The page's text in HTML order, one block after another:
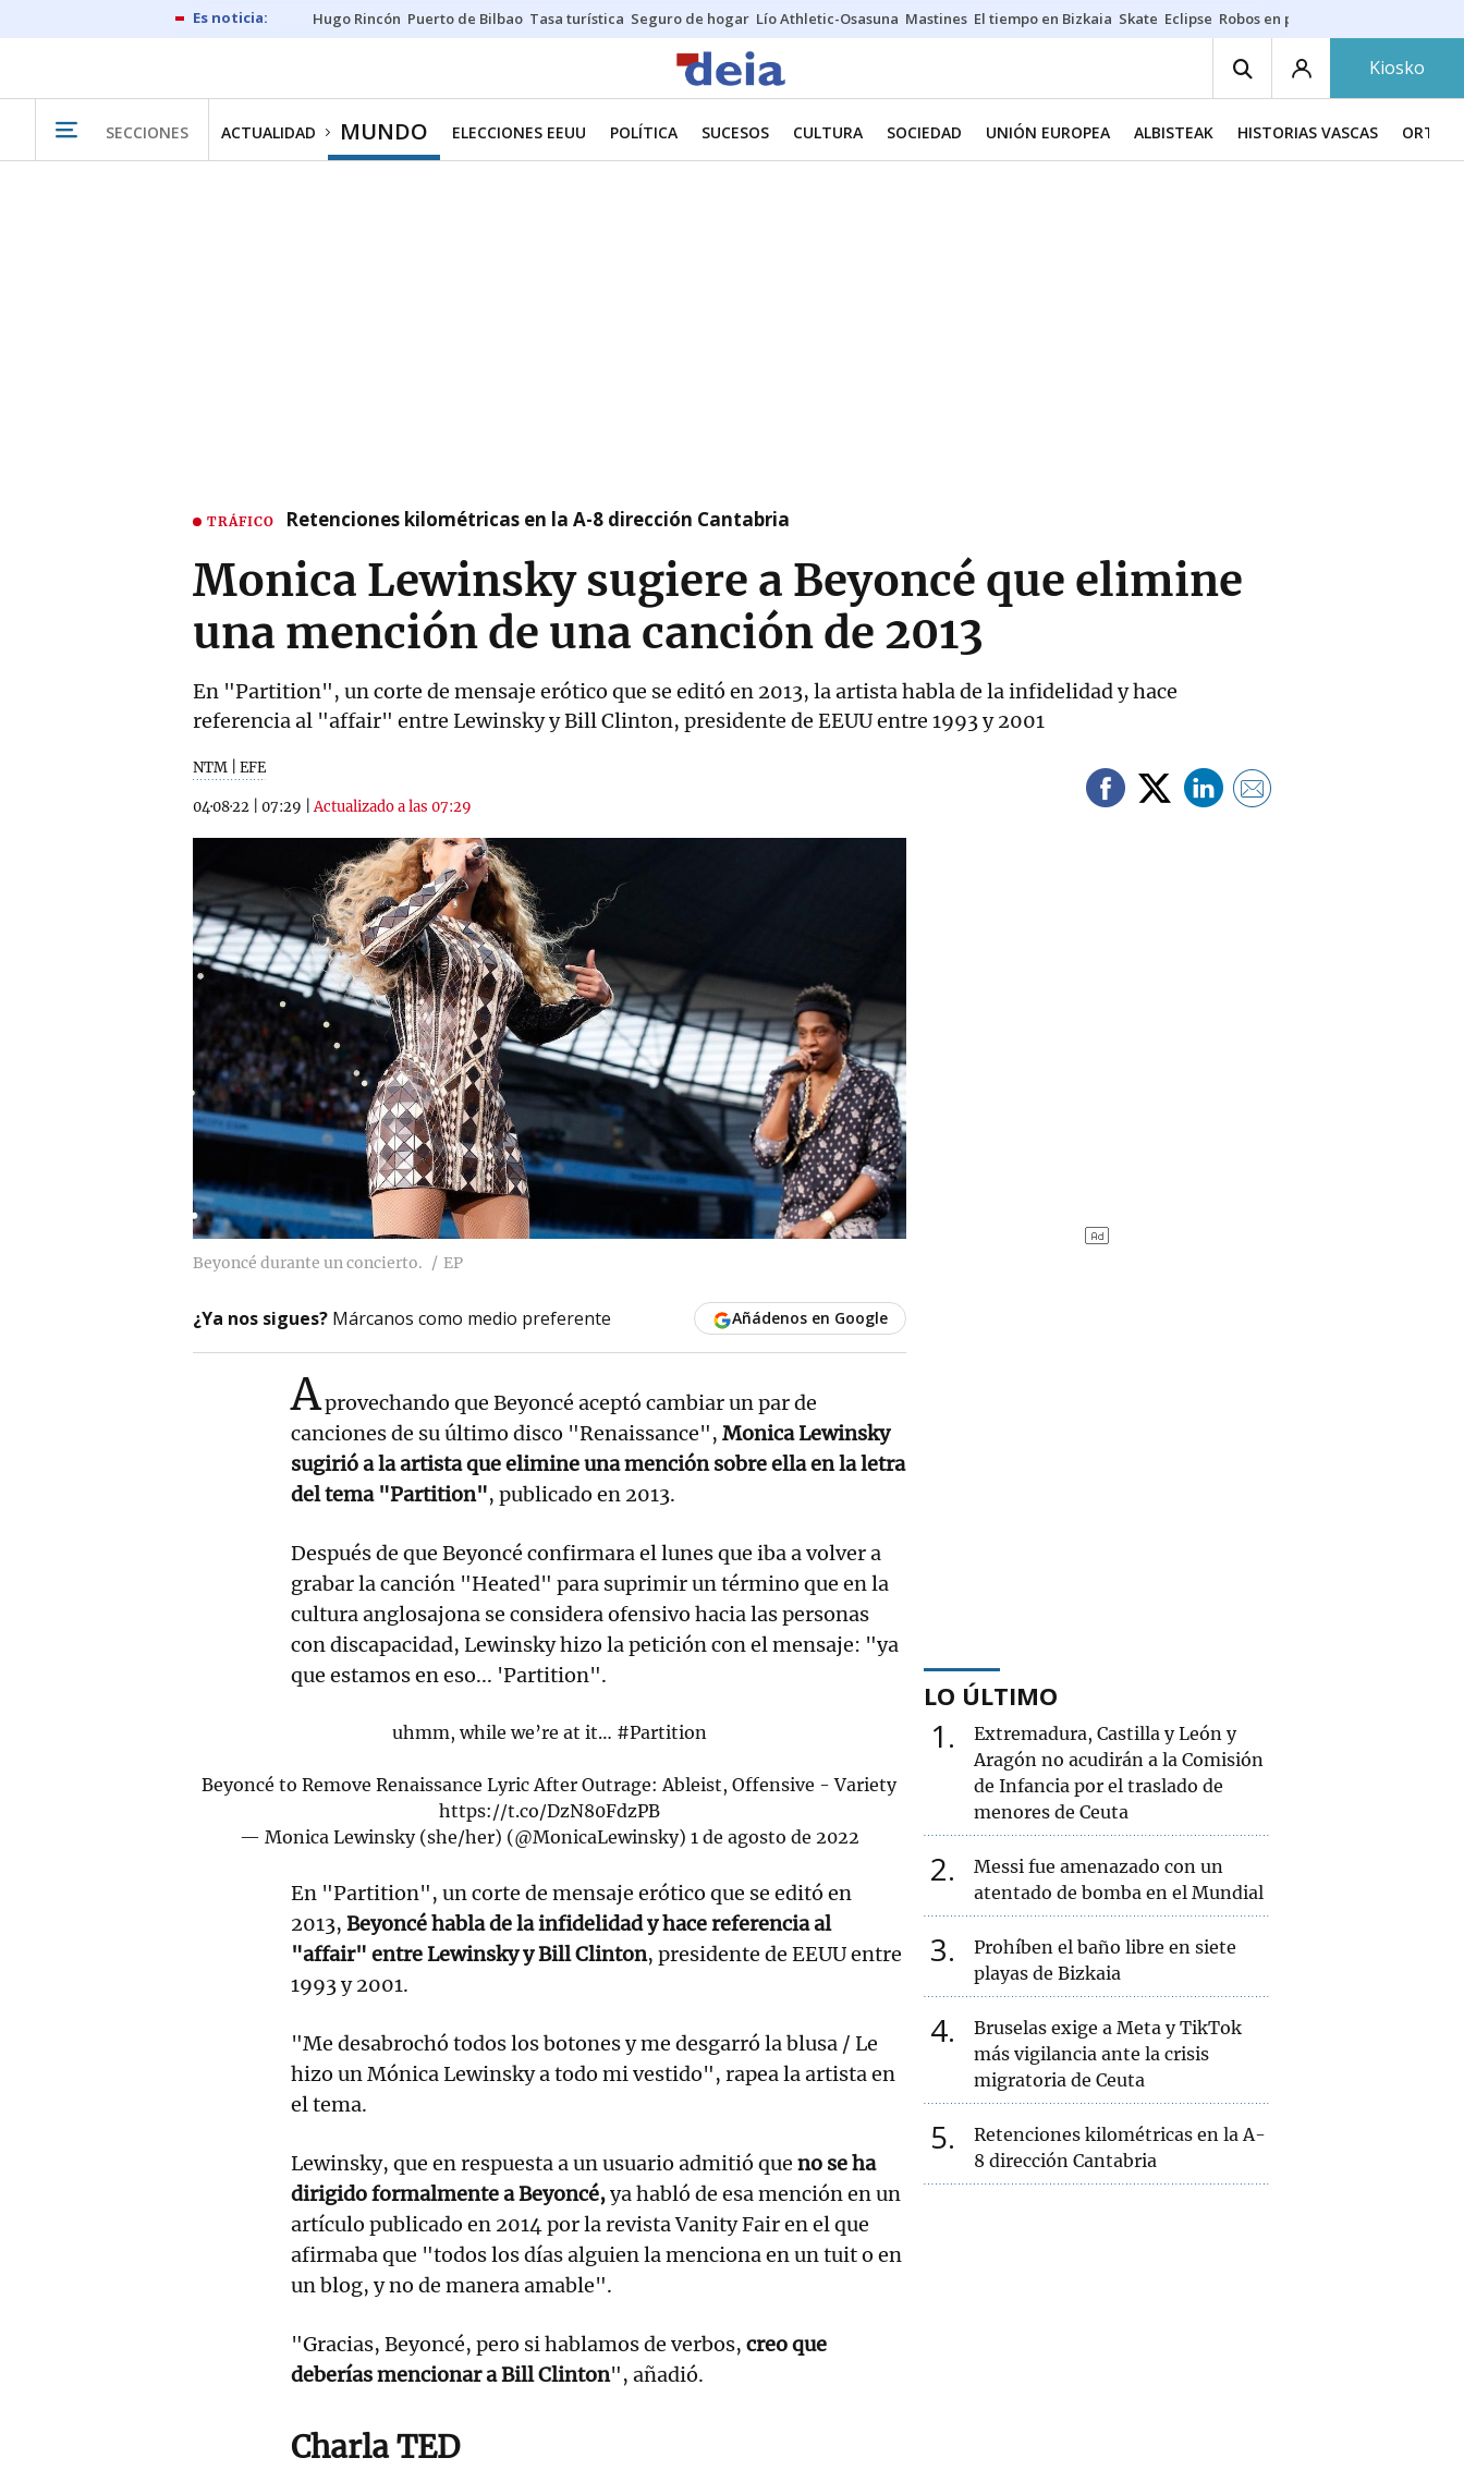
Hugo Rincón Puerto de Bilbao Tasa turística Seguro de hogar Lío Athletic-Osasuna Mastines El tiempo en Bizkaia Skate Eclipse Robos en playas
Kiosko
SECCIONES ACTUALIDAD MUNDO ELECCIONES EEUU POLÍTICA SUCESOS CULTURA SOCIEDAD UNIÓN EUROPEA ALBISTEAK HISTORIAS VASCAS
TRÁFICO Retenciones kilométricas en la A-8 dirección Cantabria
Monica Lewinsky sugiere a Beyoncé que elimine
una mención de una canción de 2013
En "Partition", un corte de mensaje erótico que se editó en 2013, la artista habla de la infidelidad y hace
referencia al "affair" entre Lewinsky y Bill Clinton, presidente de EEUU entre 1993 y 2001
NTM | EFE
04·08·22 07:29 |Actualizado a las 07:29
Beyoncé durante un concierto. EP
¿Ya nos sigues? Márcanos como medio preferente Añádenos en Google
Aprovechando que Beyoncé aceptó cambiar un par de
canciones de su último disco "Renaissance", Monica Lewinsky
sugirió a la artista que elimine una mención sobre ella en la letra
del tema "Partition", publicado en 2013.
Después de que Beyoncé confirmara el lunes que iba a volver a
grabar la canción "Heated" para suprimir un término que en la
cultura anglosajona se considera ofensivo hacia las personas
con discapacidad, Lewinsky hizo la petición con el mensaje: "ya
que estamos en eso... 'Partition".
uhmm, while we’re at it… #Partition
Beyoncé to Remove Renaissance Lyric After Outrage: Ableist, Offensive - Variety
https://t.co/DzN80FdzPB
— Monica Lewinsky (she/her) (@MonicaLewinsky) 1 de agosto de 2022
En "Partition", un corte de mensaje erótico que se editó en
2013, Beyoncé habla de la infidelidad y hace referencia al
"affair" entre Lewinsky y Bill Clinton, presidente de EEUU entre
1993 y 2001.
"Me desabrochó todos los botones y me desgarró la blusa / Le
hizo un Mónica Lewinsky a todo mi vestido", rapea la artista en
el tema.
Lewinsky, que en respuesta a un usuario admitió que no se ha
dirigido formalmente a Beyoncé,ya habló de esa mención en un
artículo publicado en 2014 por la revista Vanity Fair en el que
afirmaba que "todos los días alguien la menciona en un tuit o en
un blog, y no de manera amable".
"Gracias, Beyoncé, pero si hablamos de verbos, creo que
deberías mencionar a Bill Clinton", añadió.
Charla TED
LO ÚLTIMO
1
Extremadura, Castilla y León y
Aragón no acudirán a la Comisión
de Infancia por el traslado de
menores de Ceuta
2
Messi fue amenazado con un
atentado de bomba en el Mundial
3
Prohíben el baño libre en siete
playas de Bizkaia
4
Bruselas exige a Meta y TikTok
más vigilancia ante la crisis
migratoria de Ceuta
5
Retenciones kilométricas en la A-
8 dirección Cantabria